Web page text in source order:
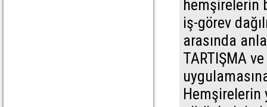
hemşirelerin
iş-görev
arasında
TARTIŞMA
Hemşirelerin